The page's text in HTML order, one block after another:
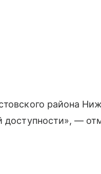
района
доступности», —